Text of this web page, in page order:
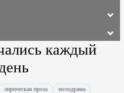
каждый
лирическая проза
мелодрама